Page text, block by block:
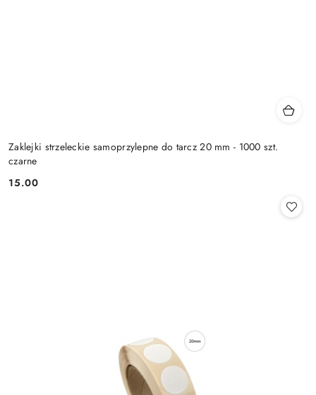
Zaklejki strzeleckie samoprzylepne do tarcz 20 mm - 1000 szt.
czarne
Cena:
15.00